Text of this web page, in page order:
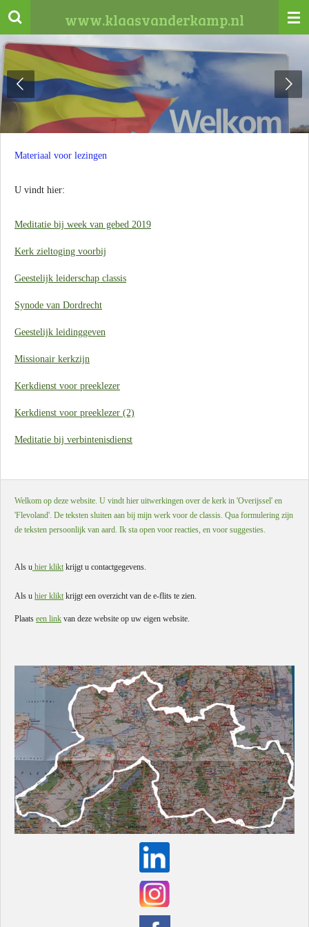
Ga
naar
hoofdinhoud
www.klaasvanderkamp.nl
Materiaal voor lezingen
U vindt hier:
Meditatie bij week van gebed 2019
Kerk zieltoging voorbij
Geestelijk leiderschap classis
Synode van Dordrecht
Geestelijk leidinggeven
Missionair kerkzijn
Kerkdienst voor preeklezer
Kerkdienst voor preeklezer (2)
Meditatie bij verbintenisdienst
Welkom op deze website. U vindt hier uitwerkingen over de kerk in 'Overijssel' en
'Flevoland'. De teksten sluiten aan bij mijn werk voor de classis. Qua formulering zijn
de teksten persoonlijk van aard. Ik sta open voor reacties, en voor suggesties.
Als u hier klikt krijgt u contactgegevens.
Als u hier klikt krijgt een overzicht van de e-flits te zien.
Plaats een link van deze website op uw eigen website.